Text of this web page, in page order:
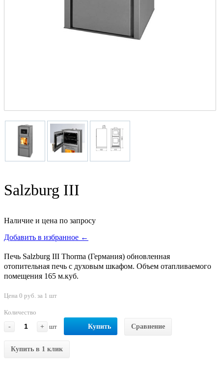
Salzburg III
Наличие и цена по запросу
Добавить в избранное ←
Печь Salzburg III Thorma (Германия) обновленная
отопительная печь с духовым шкафом. Объем отапливаемого
помещения 165 м.куб.
Цена 0 руб. за 1 шт
Количество
-
+ шт Купить Сравнение
Купить в 1 клик